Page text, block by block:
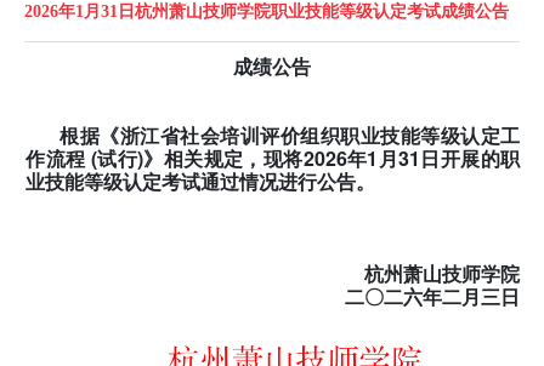
2026年1月31日杭州萧山技师学院职业技能等级认定考试成绩公告
成绩公告
根据《浙江省社会培训评价组织职业技能等级认定工
作流程 (试行)》相关规定，现将2026年1 月31 日开展的职
业技能等级认定考试通过情况进行公告。
杭州萧山技师学院
二〇二六年二月三日